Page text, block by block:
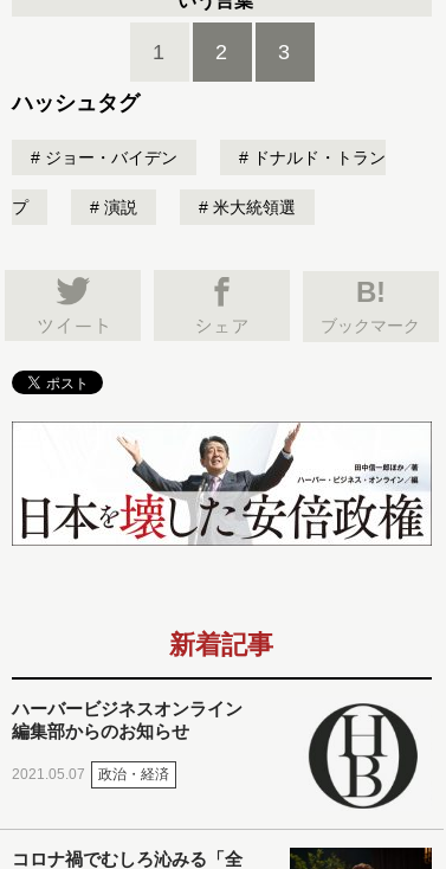
1 2 3
ハッシュタグ
ジョー・バイデン ドナルド・トラン
プ 演説 米大統領選
B!
ブックマーク
新着記事
ハーバービジネスオンライン
編集部からのお知らせ
2021.05.07 政治・経済
コロナ禍でむしろ沁みる「全